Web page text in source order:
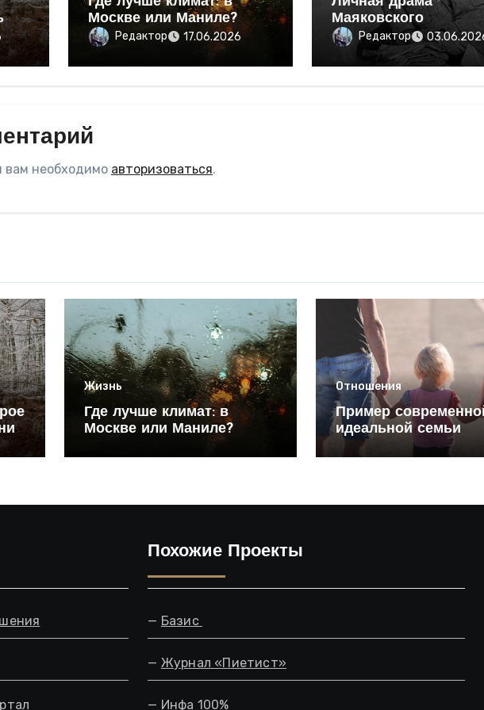
Москве или Маниле?
Редактор 17.06.2026
Маяковского
Редактор
вам необходимо авторизоваться.
Жизнь
Где лучше климат: в
Москве или Маниле?
Отношения
Пример
идеальной семьи
Похожие Проекты
— Базис
— Журнал «Пиетист»
— Инфа 100%